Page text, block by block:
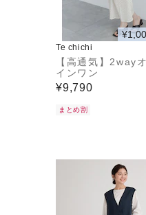
Te chichi
【高通気】2way
インワン
¥9,790
まとめ割